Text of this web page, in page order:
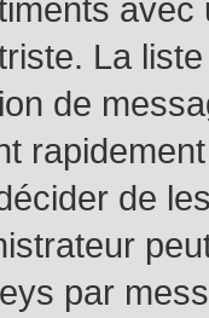
La
de
de
par